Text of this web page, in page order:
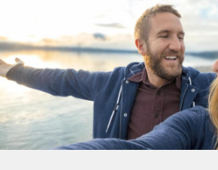
| Stuttgarter
- Stuttgarter